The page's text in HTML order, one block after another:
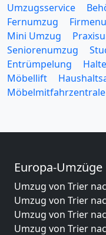
Umzugsservice
Fernumzug
Mini Umzug
Seniorenumzug
Entrümpelung
Möbellift
Möbelmitfahrzentrale
Europa-Umzüge
Umzug von Trier
Umzug von Trier
Umzug von Trier
Umzug von Trier